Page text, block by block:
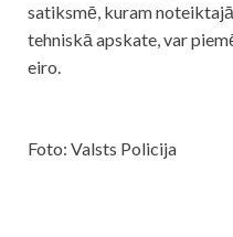
satiksmē, kuram
tehniskā apskate, var
eiro.
Foto: Valsts Policija